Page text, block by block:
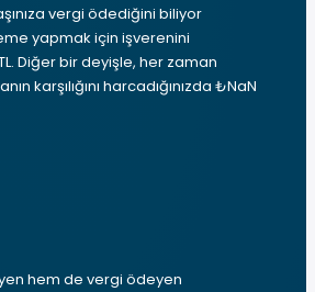
vergi ödediğini biliyor
yapmak için işverenini
Diğer bir deyişle, her zaman
karşılığını harcadığınızda ₺NaN
hem de vergi ödeyen